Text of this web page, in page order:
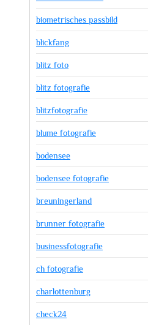
biometrisches passbild
blickfang
blitz foto
blitz fotografie
blitzfotografie
blume fotografie
bodensee
bodensee fotografie
breuningerland
brunner fotografie
businessfotografie
ch fotografie
charlottenburg
check24